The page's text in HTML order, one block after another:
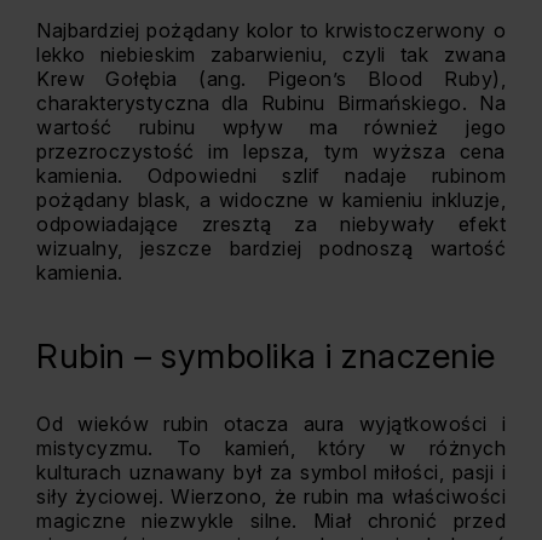
Najbardziej pożądany kolor to krwistoczerwony o
lekko niebieskim zabarwieniu, czyli tak zwana
Krew Gołębia (ang. Pigeon’s Blood Ruby),
charakterystyczna dla Rubinu Birmańskiego. Na
wartość rubinu wpływ ma również jego
przezroczystość im lepsza, tym wyższa cena
kamienia. Odpowiedni szlif nadaje rubinom
pożądany blask, a widoczne w kamieniu inkluzje,
odpowiadające zresztą za niebywały efekt
wizualny, jeszcze bardziej podnoszą wartość
kamienia.
Rubin – symbolika i znaczenie
Od wieków rubin otacza aura wyjątkowości i
mistycyzmu. To kamień, który w różnych
kulturach uznawany był za symbol miłości, pasji i
siły życiowej. Wierzono, że rubin ma właściwości
magiczne niezwykle silne. Miał chronić przed